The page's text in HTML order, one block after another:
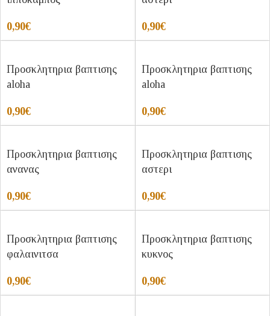
0,90€ 0,90€
Προσκλητηρια βαπτισης
aloha
0,90€
Προσκλητηρια βαπτισης
aloha
0,90€
Προσκλητηρια βαπτισης
ανανας
0,90€
Προσκλητηρια βαπτισης
αστερι
0,90€
Προσκλητηρια βαπτισης
φαλαινιτσα
0,90€
Προσκλητηρια βαπτισης
κυκνος
0,90€